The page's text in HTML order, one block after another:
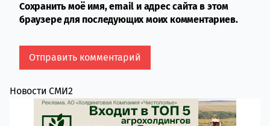
Сохранить моё имя, email и адрес сайта в этом
браузере для последующих моих комментариев.
Новости СМИ2